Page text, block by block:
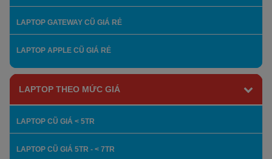
LAPTOP GATEWAY CŨ GIÁ RẺ
LAPTOP APPLE CŨ GIÁ RẺ
LAPTOP THEO MỨC GIÁ
LAPTOP CŨ GIÁ < 5TR
LAPTOP CŨ GIÁ 5TR - < 7TR